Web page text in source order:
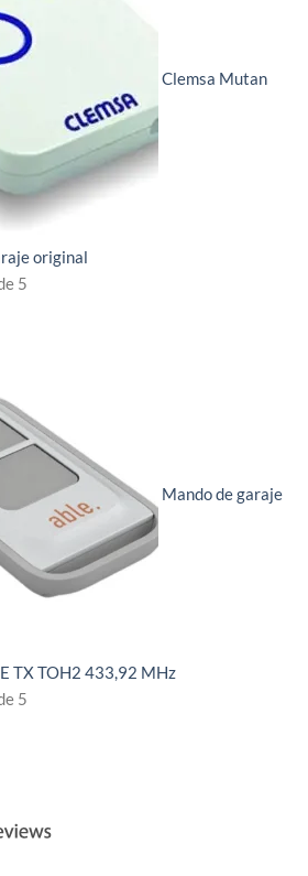
Clemsa Mutan
original
5
Mando de garaje
TX TOH2 433,92 MHz
5